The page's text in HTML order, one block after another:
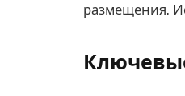
размещения.